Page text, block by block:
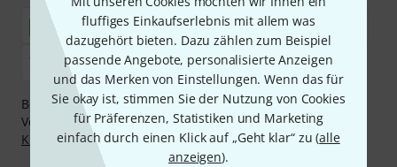
fluffiges Einkaufserlebnis mit allem was
dazugehört bieten. Dazu zählen zum Beispiel
passende Angebote, personalisierte Anzeigen
und das Merken von Einstellungen. Wenn das für
Sie okay ist, stimmen Sie der Nutzung von Cookies
für Präferenzen, Statistiken und Marketing
einfach durch einen Klick auf „Geht klar“ zu (alle
anzeigen).
Bezahlen Sie vertraulich und sicher per Nachnahme,
Vorkasse, PayPal, Amazon Pay,Klarna Sofort bezahlen
Klarna Ratenzahlungoder Kreditkarte.